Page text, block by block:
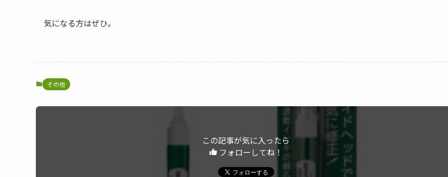
気になる方はぜひ。
その他
この記事が気に入ったら
フォローしてね！